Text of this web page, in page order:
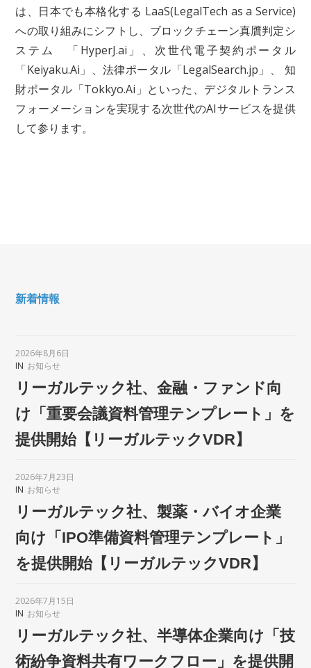
は、日本でも本格化する LaaS(LegalTech as a Service)
への取り組みにシフトし、ブロックチェーン真贋判定シ
ステム 「HyperJ.ai」、次世代電子契約ポータル
「Keiyaku.Ai」、法律ポータル「LegalSearch.jp」、 知
財ポータル「Tokkyo.Ai」といった、デジタルトランス
フォーメーションを実現する次世代のAIサービスを提供
して参ります。
新着情報
2026年8月6日
IN お知らせ
リーガルテック社、金融・ファンド向
け「重要会議資料管理テンプレート」を
提供開始【リーガルテックVDR】
2026年7月23日
IN お知らせ
リーガルテック社、製薬・バイオ企業
向け「IPO準備資料管理テンプレート」
を提供開始【リーガルテックVDR】
2026年7月15日
IN お知らせ
リーガルテック社、半導体企業向け「技
術紛争資料共有ワークフロー」を提供開